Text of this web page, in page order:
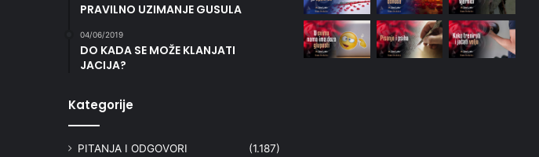
PRAVILNO UZIMANJE GUSULA
04/06/2019
DO KADA SE MOŽE KLANJATI
JACIJA?
Kategorije
PITANJA I ODGOVORI (1.187)